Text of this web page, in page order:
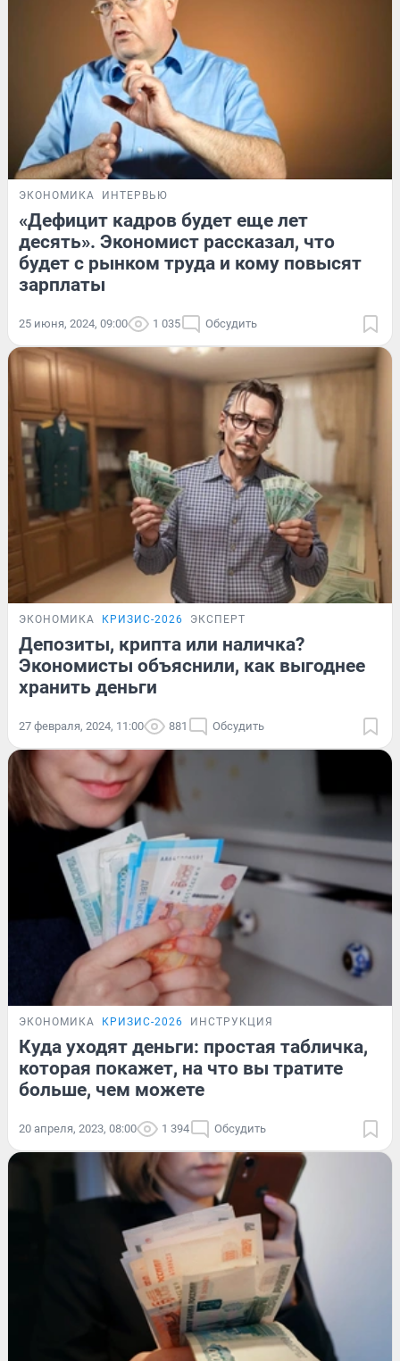
ЭКОНОМИКА ИНТЕРВЬЮ
«Дефицит кадров будет еще лет
десять». Экономист рассказал, что
будет с рынком труда и кому повысят
зарплаты
25 июня, 2024, 09:00 1 035 Обсудить
ЭКОНОМИКА КРИЗИС-2026 ЭКСПЕРТ
Депозиты, крипта или наличка?
Экономисты объяснили, как выгоднее
хранить деньги
27 февраля, 2024, 11:00 881 Обсудить
ЭКОНОМИКА КРИЗИС-2026 ИНСТРУКЦИЯ
Куда уходят деньги: простая табличка,
которая покажет, на что вы тратите
больше, чем можете
20 апреля, 2023, 08:00 1 394 Обсудить